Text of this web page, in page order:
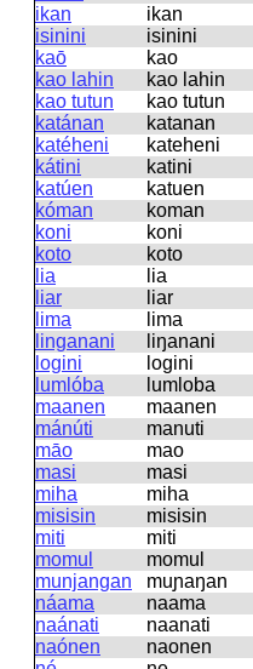
ikan
ikan
isinini
isinini
kaō
kao
kao lahin
kao lahin
kao tutun
kao tutun
katánan
katanan
katéheni
kateheni
kátini
katini
katúen
katuen
kóman
koman
koni
koni
koto
koto
lia
lia
liar
liar
lima
lima
linganani
liŋanani
logini
loɡini
lumlóba
lumloba
maanen
maanen
mánúti
manuti
māo
mao
masi
masi
miha
miha
misisin
misisin
miti
miti
momul
momul
munjangan
muɲaŋan
náama
naama
naánati
naanati
naónen
naonen